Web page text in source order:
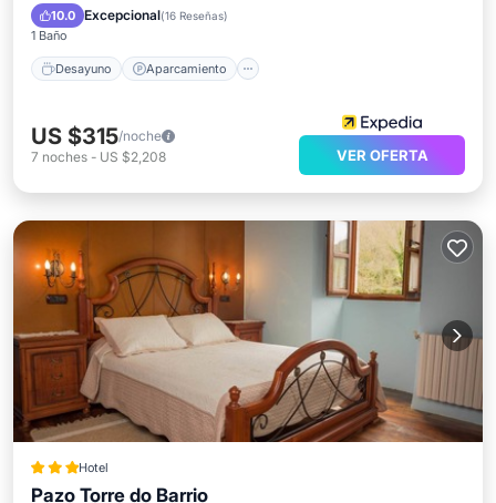
10.0 Excepcional(16 Reseñas)
1 Baño
Desayuno Aparcamiento
Balcón/Terraza
US $315/noche
7 noches - US $2,208 VER OFERTA
Hotel
Pazo Torre do Barrio